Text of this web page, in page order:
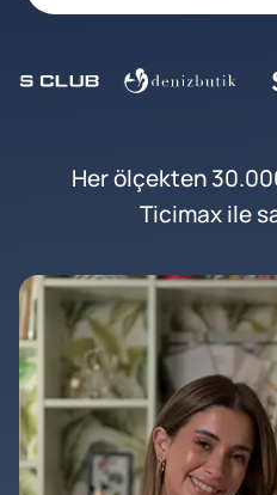
Her ölçekten
Ticimax ile